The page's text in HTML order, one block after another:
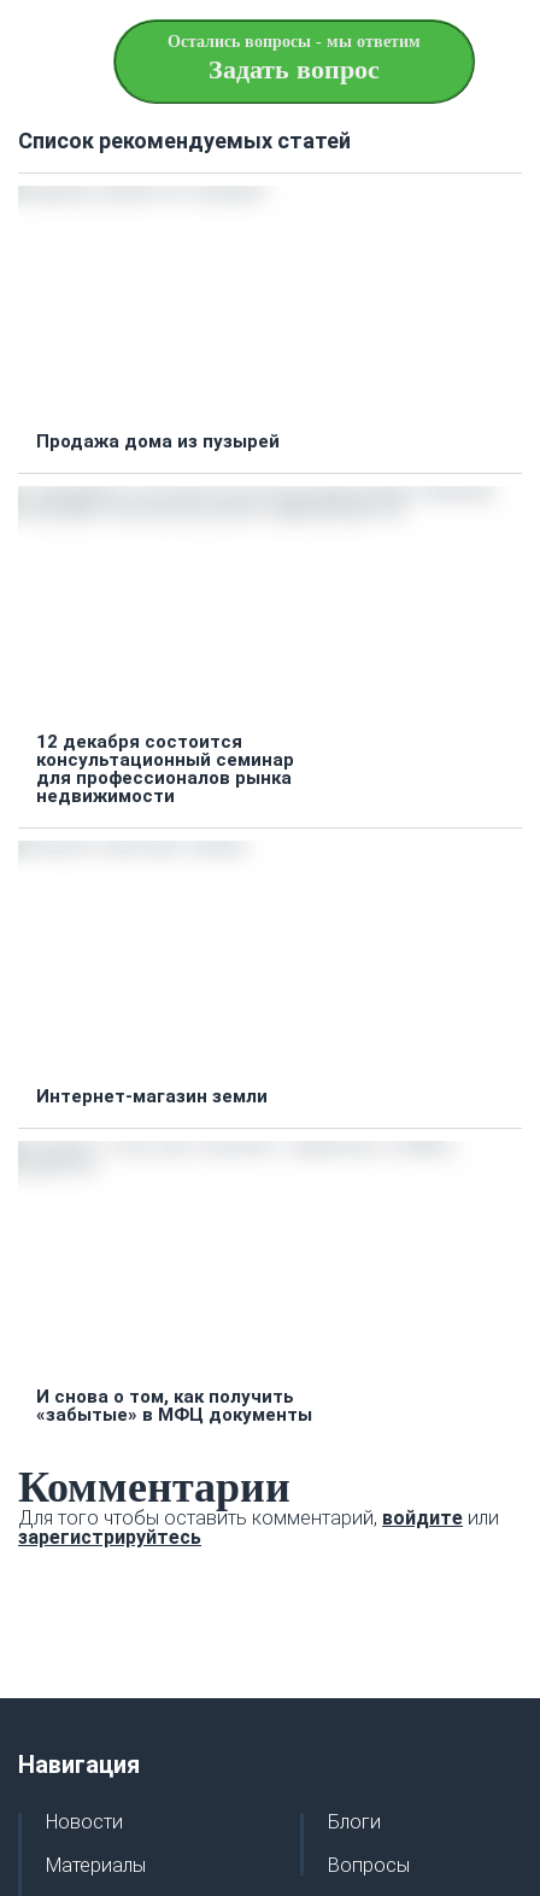
Остались вопросы - мы ответим
Задать вопрос
Список рекомендуемых статей
Продажа дома из пузырей
12 декабря состоится
консультационный семинар
для профессионалов рынка
недвижимости
Интернет-магазин земли
И снова о том, как получить
«забытые» в МФЦ документы
Комментарии
Для того чтобы оставить комментарий, войдите или
зарегистрируйтесь
Навигация
Новости
Материалы
Блоги
Вопросы